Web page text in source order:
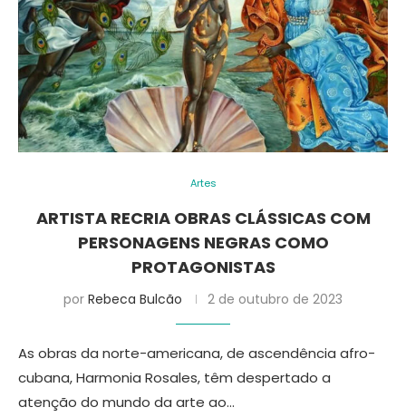
Artes
ARTISTA RECRIA OBRAS CLÁSSICAS COM
PERSONAGENS NEGRAS COMO
PROTAGONISTAS
por Rebeca Bulcão 2 de outubro de 2023
As obras da norte-americana, de ascendência afro-
cubana, Harmonia Rosales, têm despertado a
atenção do mundo da arte ao…